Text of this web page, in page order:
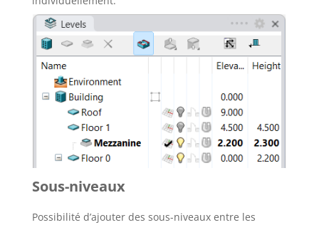
Sous-niveaux
Possibilité d’ajouter des sous-niveaux entre les